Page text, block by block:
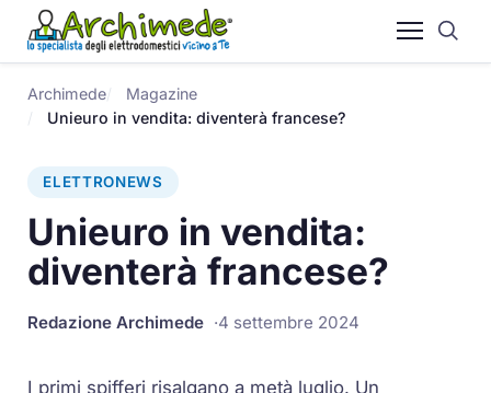
Archimede
Magazine
Unieuro in vendita: diventerà francese?
ELETTRONEWS
Unieuro in vendita:
diventerà francese?
Redazione Archimede 4 settembre 2024
I primi spifferi risalgano a metà luglio. Un